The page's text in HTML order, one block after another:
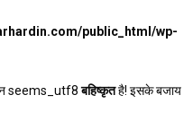
public_html/wp-
seems_utf8बहिष्कृतहै! इसके बजाय